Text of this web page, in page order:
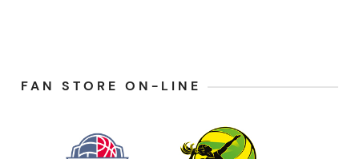
FAN STORE ON-LINE